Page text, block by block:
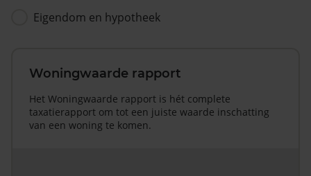
Eigendom en hypotheek
Woningwaarde rapport
Het Woningwaarde rapport is hét complete
taxatierapport om tot een juiste waarde inschatting
van een woning te komen.